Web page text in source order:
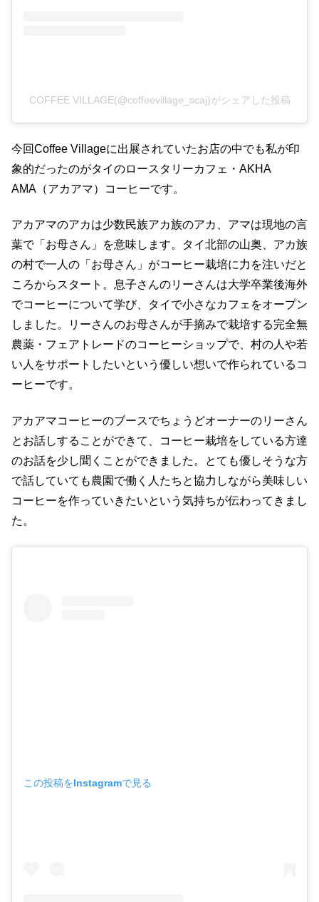
COFFEE VILLAGE(@coffeevillage_scaj)がシェアした投稿
今回Coffee Villageに出展されていたお店の中でも私が印
象的だったのがタイのロースタリーカフェ・AKHA
AMA（アカアマ）コーヒーです。
アカアマのアカは少数民族アカ族のアカ、アマは現地の言
葉で「お母さん」を意味します。タイ北部の山奥、アカ族
の村で一人の「お母さん」がコーヒー栽培に力を注いだと
ころからスタート。息子さんのリーさんは大学卒業後海外
でコーヒーについて学び、タイで小さなカフェをオープン
しました。リーさんのお母さんが手摘みで栽培する完全無
農薬・フェアトレードのコーヒーショップで、村の人や若
い人をサポートしたいという優しい想いで作られているコ
ーヒーです。
アカアマコーヒーのブースでちょうどオーナーのリーさん
とお話しすることができて、コーヒー栽培をしている方達
のお話を少し聞くことができました。とても優しそうな方
で話していても農園で働く人たちと協力しながら美味しい
コーヒーを作っていきたいという気持ちが伝わってきまし
た。
この投稿をInstagramで見る